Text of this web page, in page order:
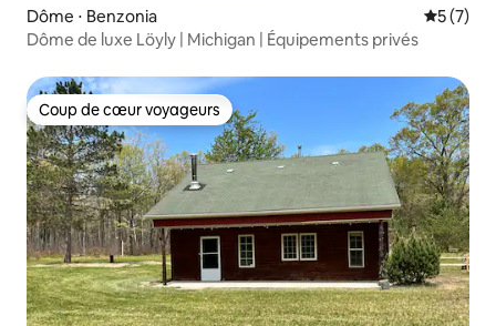
Dôme ⋅ Benzonia
5 (7)
Dôme de luxe Löyly | Michigan | Équipements privés
Coup de cœur voyageurs
Coup de cœur voyageurs